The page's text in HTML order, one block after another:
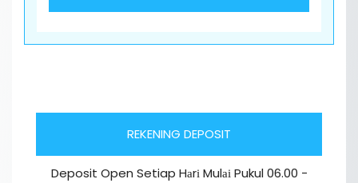
REKENING DEPOSIT
Deposit Open Setiap Hаrі Mulаі Pukul 06.00 -